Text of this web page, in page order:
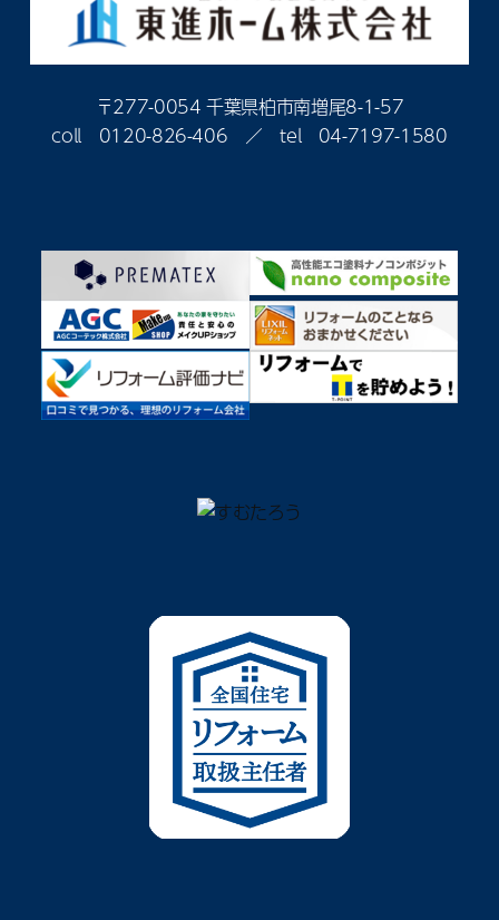
〒277-0054 千葉県柏市南増尾8-1-57
coll 0120-826-406 ／ tel 04-7197-1580